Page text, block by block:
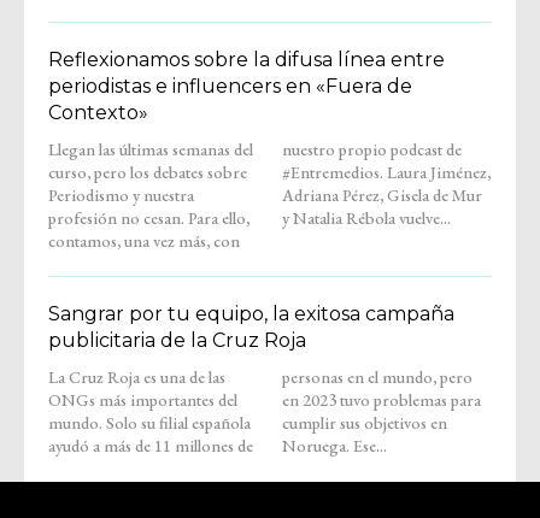
Reflexionamos sobre la difusa línea entre
periodistas e influencers en «Fuera de
Contexto»
Llegan las últimas semanas del
curso, pero los debates sobre
Periodismo y nuestra
profesión no cesan. Para ello,
contamos, una vez más, con
nuestro propio podcast de
#Entremedios. Laura Jiménez,
Adriana Pérez, Gisela de Mur
y Natalia Rébola vuelve...
Sangrar por tu equipo, la exitosa campaña
publicitaria de la Cruz Roja
La Cruz Roja es una de las
ONGs más importantes del
mundo. Solo su filial española
ayudó a más de 11 millones de
personas en el mundo, pero
en 2023 tuvo problemas para
cumplir sus objetivos en
Noruega. Ese...